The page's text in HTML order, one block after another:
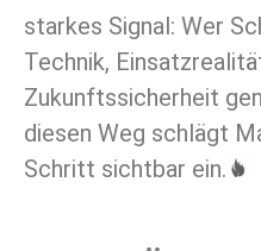
starkes Signal: Wer
Technik,
Zukunftssicherheit
diesen Weg schlägt
Schritt sichtbar ein.